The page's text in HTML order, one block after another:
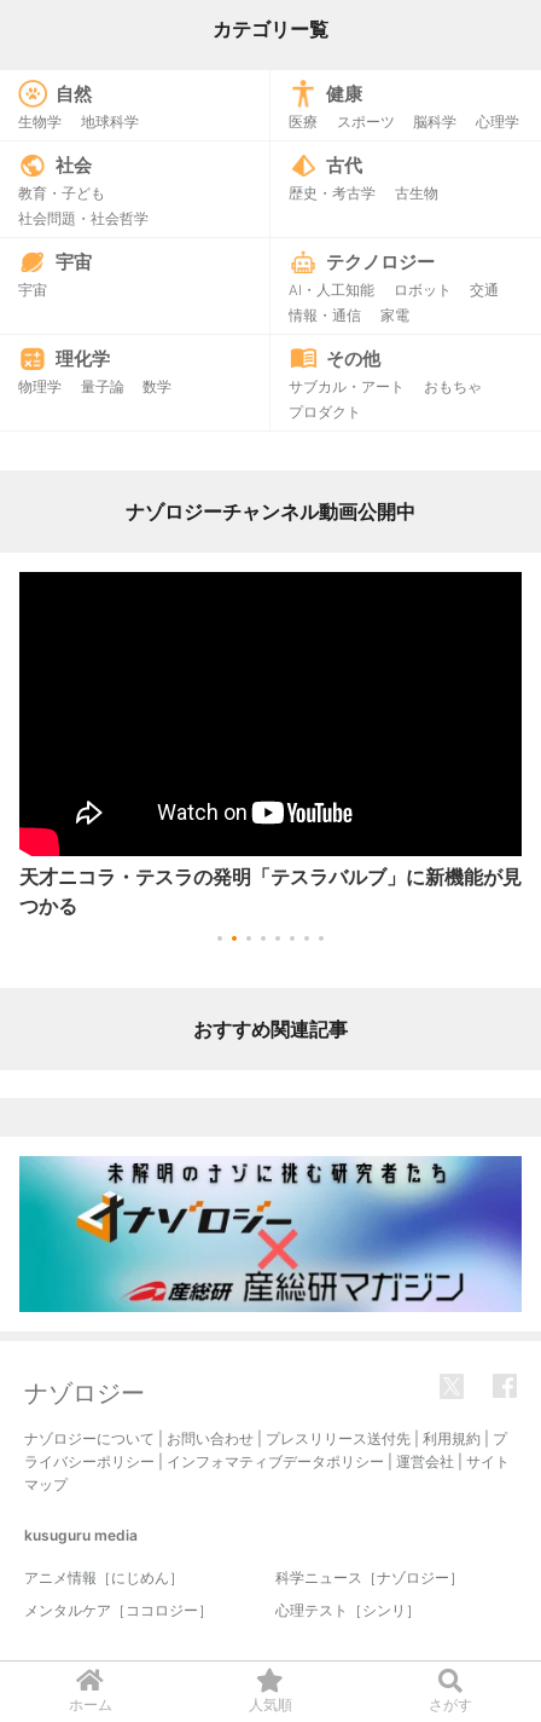
ホーム 人気順 さがす
カテゴリー覧
自然
生物学 地球科学
健康
医療 スポーツ 脳科学 心理学
社会
教育・子ども
社会問題・社会哲学
古代
歴史・考古学 古生物
宇宙
宇宙
テクノロジー
AI・人工知能 ロボット
交通
情報・通信
家電
理化学
物理学 量子論 数学
その他
サブカル・アート
おもちゃ
プロダクト
ナゾロジーチャンネル動画公開中
天才ニコラ・テスラの発明「テスラバルブ」に新機能が見
つかる
おすすめ関連記事
ナゾロジー
ナゾロジーについて お問い合わせ プレスリリース送付先 利用規約
プ
ライバシーポリシー
インフォマティブデータポリシー 運営会社
サイト
マップ
kusuguru media
アニメ情報［にじめん］
科学ニュース［ナゾロジー］
メンタルケア［ココロジー］
心理テスト［シンリ］
© 2017-2026 nazology. all rights reserved.